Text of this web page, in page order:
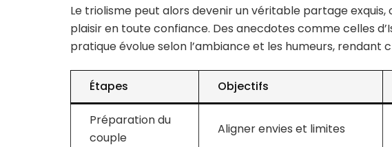
Le triolisme peut alors devenir un véritable partage
plaisir en toute confiance. Des anecdotes comme celles
pratique évolue selon l’ambiance et les humeurs, rendant
Étapes Objectifs
Préparation du
couple
Aligner envies et limites